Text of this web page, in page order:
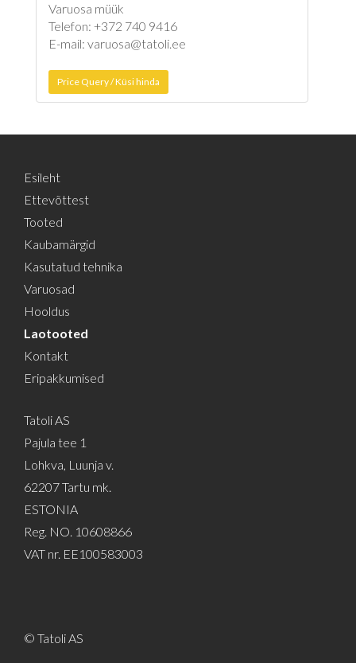
Varuosa müük
Telefon: +372 740 9416
E-mail: varuosa@tatoli.ee
Price Query / Küsi hinda
Esileht
Ettevõttest
Tooted
Kaubamärgid
Kasutatud tehnika
Varuosad
Hooldus
Laotooted
Kontakt
Eripakkumised
Tatoli AS
Pajula tee 1
Lohkva, Luunja v.
62207 Tartu mk.
ESTONIA
Reg. NO. 10608866
VAT nr. EE100583003
© Tatoli AS